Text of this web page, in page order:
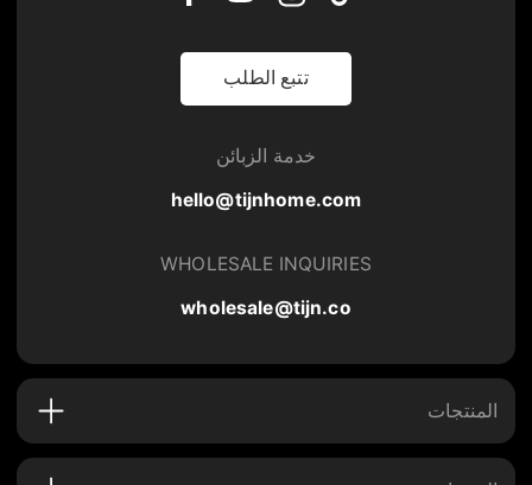
تتبع الطلب
خدمة الزبائن
hello@tijnhome.com
WHOLESALE INQUIRIES
wholesale@tijn.co
المنتجات